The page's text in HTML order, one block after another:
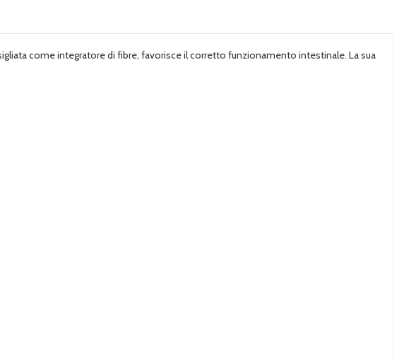
come integratore di fibre, favorisce il corretto funzionamento intestinale. La sua